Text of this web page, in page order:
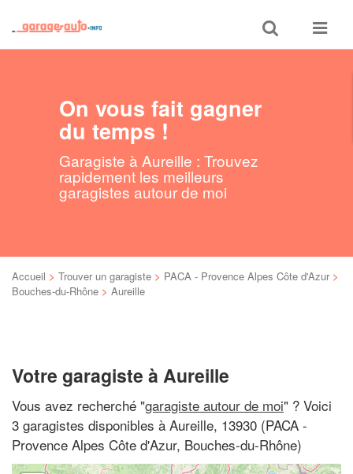
Toggle
search
Toggle
On vous fait gagner
du temps !
Garagiste à Aureille : Trouvez
rapidement les meilleurs
garagistes autour de moi
Accueil > Trouver un garagiste > PACA - Provence Alpes Côte d'Azur >
Bouches-du-Rhône > Aureille
Votre garagiste à Aureille
Vous avez recherché "garagiste autour de moi" ? Voici
3 garagistes disponibles à Aureille, 13930 (PACA -
Provence Alpes Côte d'Azur, Bouches-du-Rhône)